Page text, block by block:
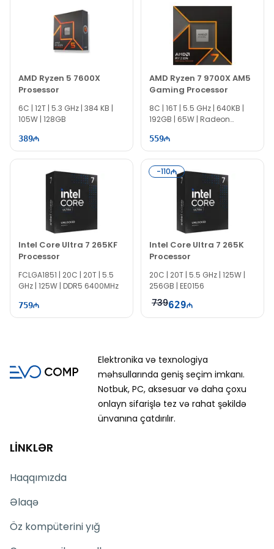
AMD Ryzen 5 7600X
Prosessor
6C | 12T | 5.3 GHz | 384 KB |
105W | 128GB
389
AMD Ryzen 7 9700X AM5
Gaming Processor
8C | 16T | 5.5 GHz | 640KB |
192GB | 65W | Radeon
559
Intel Core Ultra 7 265KF
Processor
FCLGA1851 | 20C | 20T | 5.5
GHz | 125W | DDR5 6400MHz
759
-110
Intel Core Ultra 7 265K
Processor
20C | 20T | 5.5 GHz | 125W |
256GB | EE0156
739629
Elektronika və texnologiya
məhsullarında geniş seçim imkanı.
Notbuk, PC, aksesuar və daha çoxu
onlayn sifarişlə tez və rahat şəkildə
ünvanına çatdırılır.
LİNKLƏR
Haqqımızda
Əlaqə
Öz kompüterini yığ